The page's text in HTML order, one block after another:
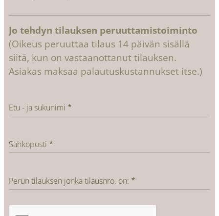
Jo tehdyn tilauksen peruuttamistoiminto
(Oikeus peruuttaa tilaus 14 päivän sisällä
siitä, kun on vastaanottanut tilauksen.
Asiakas maksaa palautuskustannukset itse.)
Etu - ja sukunimi
Sähköposti
Perun tilauksen jonka tilausnro. on: